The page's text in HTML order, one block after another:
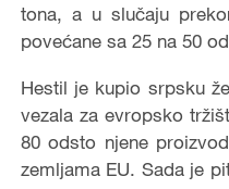
tona, a u slučaju
povećane sa 25 na 50
Hestil je kupio srpsku
vezala za evropsko
80 odsto njene
zemljama EU. Sada je